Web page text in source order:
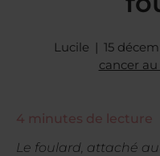
Lucile 15
cancer
4 minutes de lecture
Le foulard, attaché